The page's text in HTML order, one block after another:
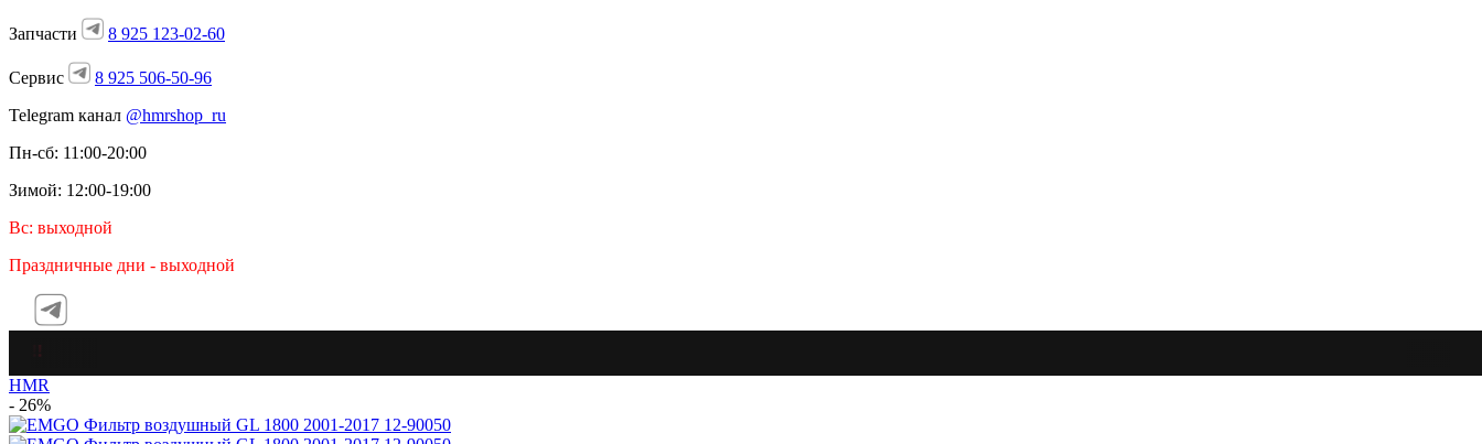
Запчасти 8 925 123-02-60
Сервис
8 925 506-50-96
Telegram канал @hmrshop_ru
Пн-сб: 11:00-20:00
Зимой: 12:00-19:00
Вс: выходной
Праздничные дни - выходной
HMR
- 26%